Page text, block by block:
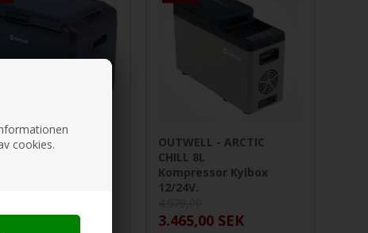
cookies.
- ARCTIC
SEK
OUTWELL - ARCTIC
CHILL 8L
Kompressor Kylbox
12/24V.
3.465,00 SEK